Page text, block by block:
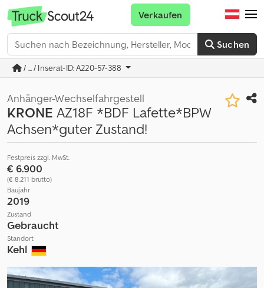
Suchen
Verkaufen
/ ... / Inserat-ID: A220-57-388
Anhänger-Wechselfahrgestell
KRONE AZ18F *BDF Lafette*BPW
Achsen*guter Zustand!
Festpreis zzgl. MwSt.
€ 6.900
(€ 8.211 brutto)
Baujahr
2019
Zustand
Gebraucht
Standort
Kehl